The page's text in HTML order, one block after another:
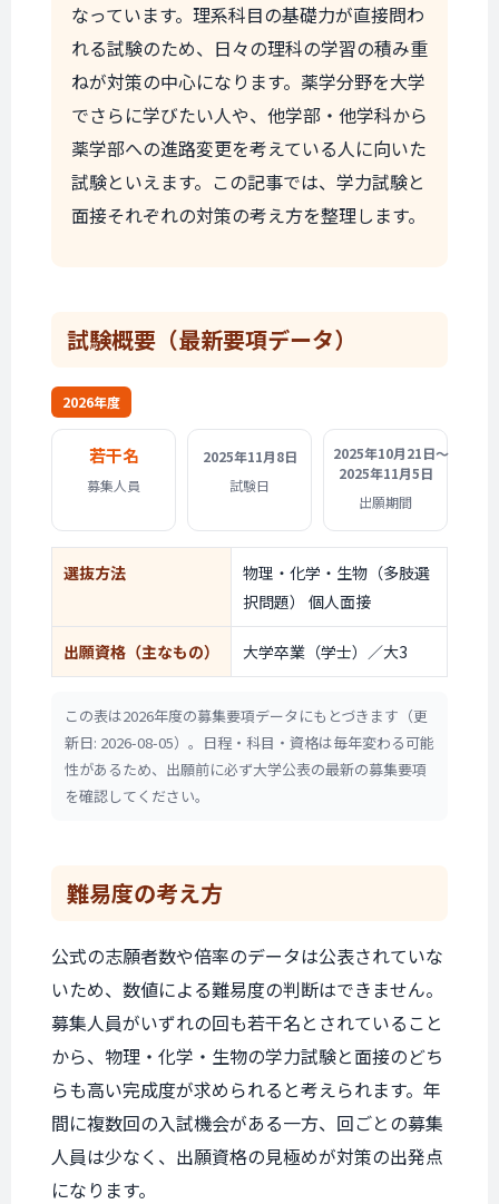
なっています。理系科目の基礎力が直接問わ
れる試験のため、日々の理科の学習の積み重
ねが対策の中心になります。薬学分野を大学
でさらに学びたい人や、他学部・他学科から
薬学部への進路変更を考えている人に向いた
試験といえます。この記事では、学力試験と
面接それぞれの対策の考え方を整理します。
試験概要 （最新要項データ）
2026年度
若干名
募集人員
2025年11月8日
試験日
2025年10月21日〜
2025年11月5日
出願期間
選抜方法
物理・化学・生物（多肢選
択問題） 個人面接
出願資格 （主なもの） 大学卒業（学士）／大3
この表は2026年度の募集要項データにもとづきます（更
新日: 2026-08-05）。日程・科目・資格は毎年変わる可能
性があるため、出願前に必ず大学公表の最新の募集要項
を確認してください。
難易度の考え方
公式の志願者数や倍率のデータは公表されていな
いため、数値による難易度の判断はできません。
募集人員がいずれの回も若干名とされていること
から、物理・化学・生物の学力試験と面接のどち
らも高い完成度が求められると考えられます。年
間に複数回の入試機会がある一方、回ごとの募集
人員は少なく、出願資格の見極めが対策の出発点
になります。